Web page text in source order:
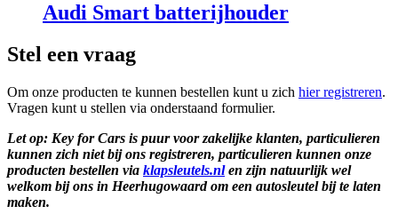
Audi Smart batterijhouder
Stel een vraag
Om onze producten te kunnen bestellen kunt u zich hier registreren.
Vragen kunt u stellen via onderstaand formulier.
Let op: Key for Cars is puur voor zakelijke klanten, particulieren
kunnen zich niet bij ons registreren, particulieren kunnen onze
producten bestellen via klapsleutels.nlen zijn natuurlijk wel
welkom bij ons in Heerhugowaard om een autosleutel bij te laten
maken.